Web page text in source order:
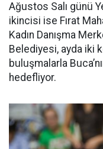
Ağustos Salı günü
ikincisi ise Fırat
Kadın Danışma
Belediyesi, ayda iki
buluşmalarla
hedefliyor.